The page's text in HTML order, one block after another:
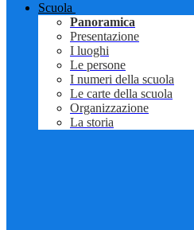
Scuola
Panoramica
Presentazione
I luoghi
Le persone
I numeri della scuola
Le carte della scuola
Organizzazione
La storia